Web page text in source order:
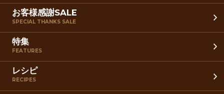
お客様感謝SALE
SPECIAL THANKS SALE
特集
FEATURES
レシピ
RECIPES